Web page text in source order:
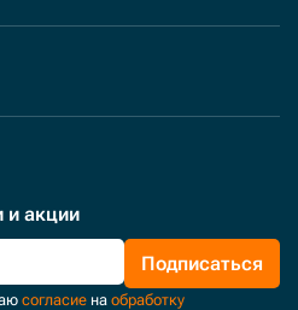
и акции
Подписаться
согласие на обработку